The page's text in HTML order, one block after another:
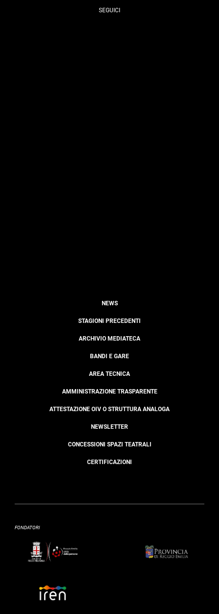
SEGUICI
NEWS
STAGIONI PRECEDENTI
ARCHIVIO MEDIATECA
BANDI E GARE
AREA TECNICA
AMMINISTRAZIONE TRASPARENTE
ATTESTAZIONE OIV O STRUTTURA ANALOGA
NEWSLETTER
CONCESSIONI SPAZI TEATRALI
CERTIFICAZIONI
FONDATORI